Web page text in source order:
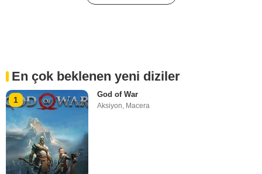
En çok beklenen yeni diziler
1
God of War
Aksiyon Macera